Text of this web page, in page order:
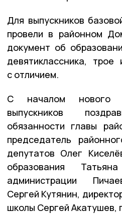
Для выпускников
провели в районном
документ об
девятиклассника,
с отличием.
С началом нового
выпускников
обязанности главы
председатель
депутатов Олег
образования
администрации
Сергей Кутянин,
школы Сергей Акатушев,